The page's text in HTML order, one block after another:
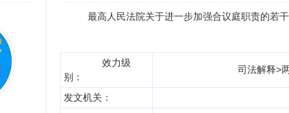
最高人民法院关于进一步加强合议庭职责的若干
效力级
别：
司法解释>
发文机关：
最